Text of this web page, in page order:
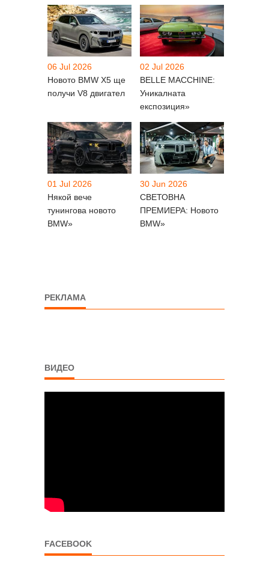
06 Jul 2026
Новото BMW X5 ще
получи V8 двигател
02 Jul 2026
BELLE MACCHINE:
Уникалната
експозиция»
01 Jul 2026
Някой вече
тунингова новото
BMW»
30 Jun 2026
СВЕТОВНА
ПРЕМИЕРА: Новото
BMW»
РЕКЛАМА
ВИДЕО
FACEBOOK